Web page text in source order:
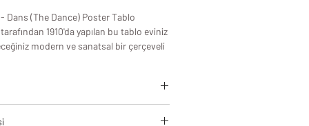
Dans (The Dance) Poster Tablo
1910'da yapılan bu tablo eviniz
modern ve sanatsal bir çerçeveli